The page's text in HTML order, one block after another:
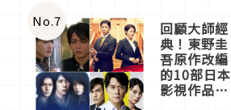
No.7 回顧大師經
典！東野圭
吾原作改編
的10部日本
影視作品推